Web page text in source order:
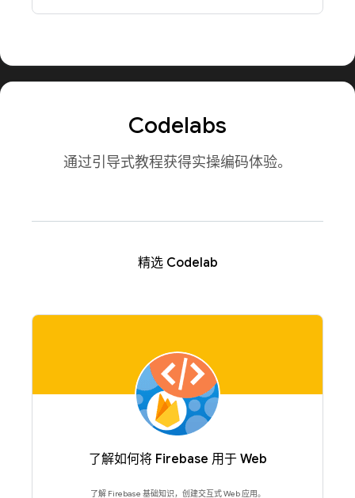
Codelabs
通过引导式教程获得实操编码体验。
精选 Codelab
了解如何将 Firebase 用于 Web
了解 Firebase 基础知识，创建交互式 Web 应用。